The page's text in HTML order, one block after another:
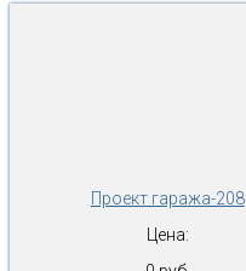
Проект гаража-208
Цена: